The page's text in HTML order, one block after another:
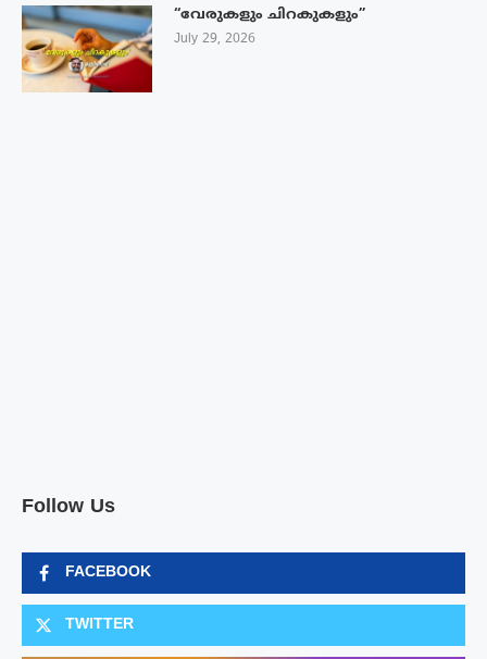
“വേരുകളും ചിറകുകളും”
July 29, 2026
Follow Us
FACEBOOK
TWITTER